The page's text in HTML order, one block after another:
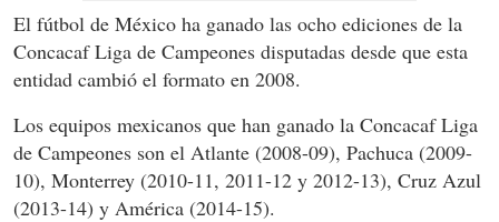
El fútbol de México ha ganado las ocho ediciones de la
Concacaf Liga de Campeones disputadas desde que esta
entidad cambió el formato en 2008.
Los equipos mexicanos que han ganado la Concacaf Liga
de Campeones son el Atlante (2008-09), Pachuca (2009-
10), Monterrey (2010-11, 2011-12 y 2012-13), Cruz Azul
(2013-14) y América (2014-15).